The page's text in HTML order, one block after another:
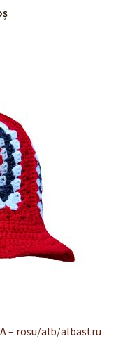
– rosu/alb/albastru